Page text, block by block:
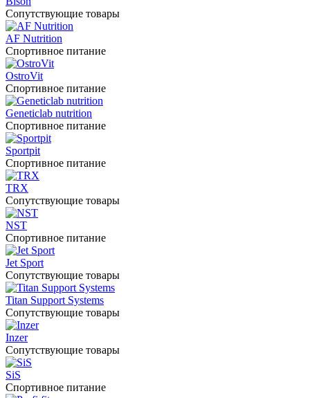
Сопутствующие товары
AF Nutrition
Спортивное питание
OstroVit
Спортивное питание
Geneticlab nutrition
Спортивное питание
Sportpit
Спортивное питание
TRX
Сопутствующие товары
NST
Спортивное питание
Jet Sport
Сопутствующие товары
Titan Support Systems
Сопутствующие товары
Inzer
Сопутствующие товары
SiS
Спортивное питание